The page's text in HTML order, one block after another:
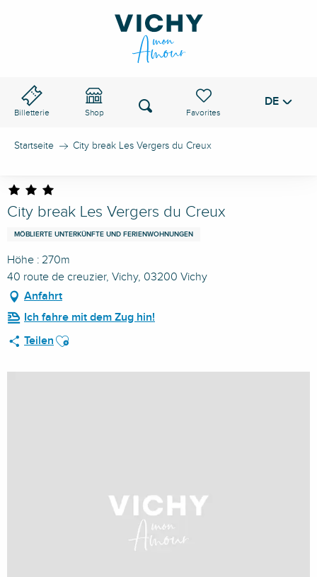
Billetterie Shop
Voir les favoris
Suche DE
Startseite City break Les Vergers du Creux
City break Les Vergers du Creux
MÖBLIERTE UNTERKÜNFTE UND FERIENWOHNUNGEN
Höhe : 270m
40 route de creuzier, Vichy, 03200 Vichy
Anfahrt
Ich fahre mit dem Zug hin!
Teilen Ajouter aux favoris